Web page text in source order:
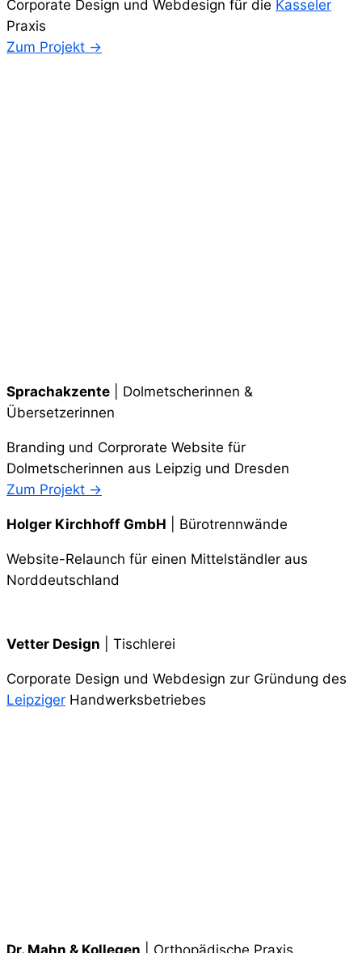
Corporate Design und Webdesign für die Kasseler
Praxis
Zum Projekt →
Sprachakzente | Dolmetscherinnen &
Übersetzerinnen
Branding und Corprorate Website für
Dolmetscherinnen aus Leipzig und Dresden
Zum Projekt →
Holger Kirchhoff GmbH | Bürotrennwände
Website-Relaunch für einen Mittelständler aus
Norddeutschland
Vetter Design | Tischlerei
Corporate Design und Webdesign zur Gründung des
Leipziger Handwerksbetriebes
Dr. Mahn & Kollegen | Orthopädische Praxis